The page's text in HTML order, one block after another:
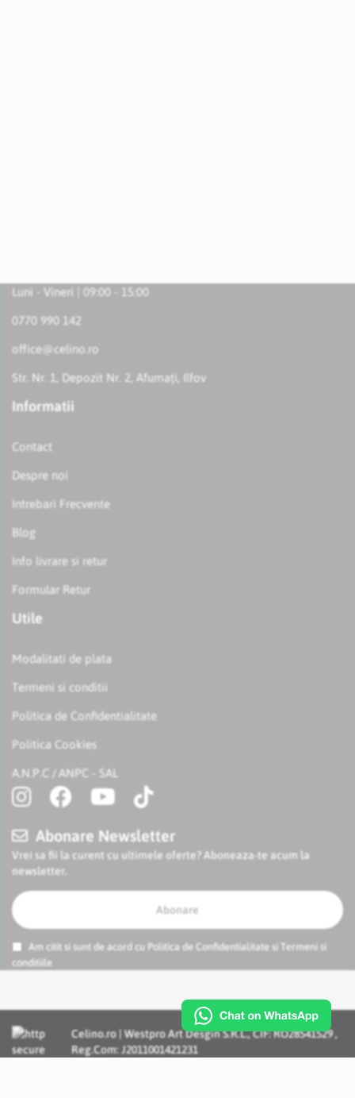
Luni - Vineri | 09:00 - 15:00
0770 990 142
office@celino.ro
Str. Nr. 1, Depozit Nr. 2, Afumați, Ilfov
Informatii
Contact
Despre noi
Intrebari Frecvente
Blog
Info livrare si retur
Formular Retur
Utile
Modalitati de plata
Termeni si conditii
Politica de Confidentialitate
Politica Cookies
A.N.P.C / ANPC - SAL
Abonare Newsletter
Vrei sa fii la curent cu ultimele oferte? Aboneaza-te acum la
newsletter.
Abonare
Am citit si sunt de acord cu Politica de Confidentialitate si
Termeni si
conditiile
Celino.ro | Westpro Art Desgin S.R.L., CIF: RO28541529 ,
Reg.Com: J2011001421231